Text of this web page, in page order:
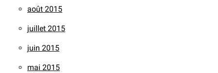
août 2015
juillet 2015
juin 2015
mai 2015